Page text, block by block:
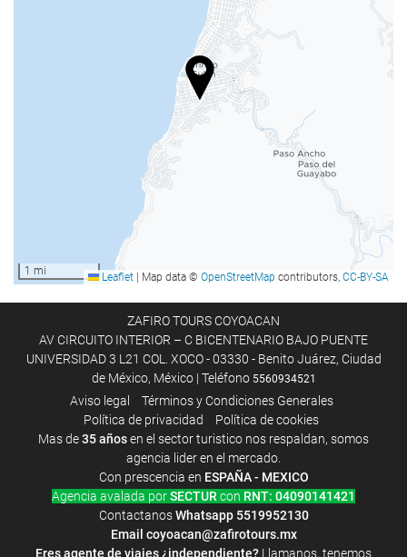
1 mi Leaflet Map data © OpenStreetMap contributors, CC-BY-SA
ZAFIRO TOURS COYOACAN
AV CIRCUITO INTERIOR – C BICENTENARIO BAJO PUENTE
UNIVERSIDAD 3 L21 COL. XOCO - 03330 - Benito Juárez, Ciudad
de México, México | Teléfono 5560934521
Aviso legal
Términos y Condiciones Generales
Política de privacidad
Política de cookies
Mas de35 añosen el sector turistico nos respaldan, somos
agencia lider en el mercado.
Con prescencia en ESPAÑA - MEXICO
Agencia avalada porSECTURcon RNT: 04090141421
ContactanosWhatsapp 5519952130
Email coyoacan@zafirotours.mx
Eres agente de viajes ¿independiente? Llamanos, tenemos